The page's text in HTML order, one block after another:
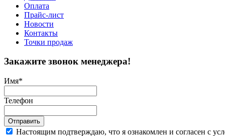
Оплата
Прайс-лист
Новости
Контакты
Точки продаж
Закажите звонок менеджера!
Имя*
Телефон
Отправить
Настоящим подтверждаю, что я ознакомлен и согласен с